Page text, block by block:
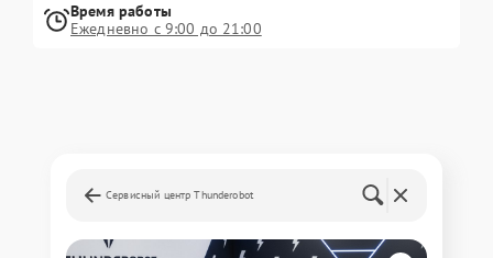
Время работы
Ежедневно с 9:00 до 21:00
Сервисный центр Thunderobot